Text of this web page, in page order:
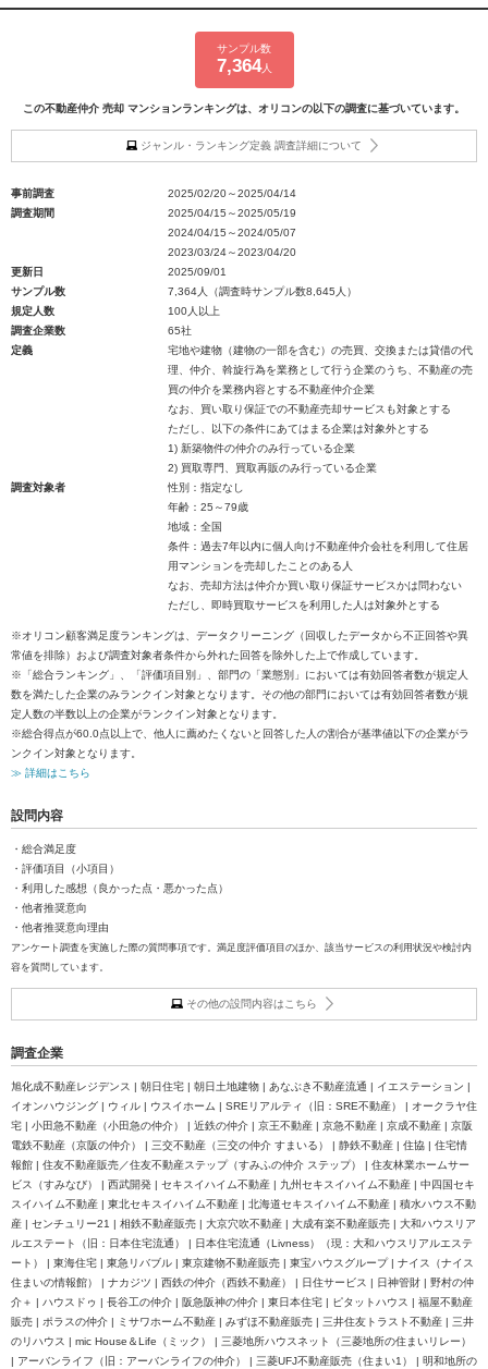
サンプル数
7,364人
この不動産仲介 売却 マンションランキングは、オリコンの以下の調査に基づいています。
ジャンル・ランキング定義 調査詳細について
事前調査
2025/02/20～2025/04/14
調査期間
2025/04/15～2025/05/19
2024/04/15～2024/05/07
2023/03/24～2023/04/20
更新日
2025/09/01
サンプル数
7,364人（調査時サンプル数8,645人）
規定人数
100人以上
調査企業数
65社
定義
宅地や建物（建物の一部を含む）の売買、交換または貸借の代
理、仲介、斡旋行為を業務として行う企業のうち、不動産の売
買の仲介を業務内容とする不動産仲介企業
なお、買い取り保証での不動産売却サービスも対象とする
ただし、以下の条件にあてはまる企業は対象外とする
1) 新築物件の仲介のみ行っている企業
2) 買取専門、買取再販のみ行っている企業
調査対象者
性別：指定なし
年齢：25～79歳
地域：全国
条件：過去7年以内に個人向け不動産仲介会社を利用して住居
用マンションを売却したことのある人
なお、売却方法は仲介か買い取り保証サービスかは問わない
ただし、即時買取サービスを利用した人は対象外とする
※オリコン顧客満足度ランキングは、データクリーニング（回収したデータから不正回答や異
常値を排除）および調査対象者条件から外れた回答を除外した上で作成しています。
※「総合ランキング」、「評価項目別」、部門の「業態別」においては有効回答者数が規定人
数を満たした企業のみランクイン対象となります。その他の部門においては有効回答者数が規
定人数の半数以上の企業がランクイン対象となります。
※総合得点が60.0点以上で、他人に薦めたくないと回答した人の割合が基準値以下の企業がラ
ンクイン対象となります。
≫ 詳細はこちら
設問内容
・総合満足度
・評価項目（小項目）
・利用した感想（良かった点・悪かった点）
・他者推奨意向
・他者推奨意向理由
アンケート調査を実施した際の質問事項です。満足度評価項目のほか、該当サービスの利用状況や検討内
容を質問しています。
その他の設問内容はこちら
調査企業
旭化成不動産レジデンス | 朝日住宅 | 朝日土地建物 | あなぶき不動産流通 | イエステーション |
イオンハウジング | ウィル | ウスイホーム | SREリアルティ（旧：SRE不動産） | オークラヤ住
宅 | 小田急不動産（小田急の仲介） | 近鉄の仲介 | 京王不動産 | 京急不動産 | 京成不動産 | 京阪
電鉄不動産（京阪の仲介） | 三交不動産（三交の仲介 すまいる） | 静鉄不動産 | 住協 | 住宅情
報館 | 住友不動産販売／住友不動産ステップ（すみふの仲介 ステップ） | 住友林業ホームサー
ビス（すみなび） | 西武開発 | セキスイハイム不動産 | 九州セキスイハイム不動産 | 中四国セキ
スイハイム不動産 | 東北セキスイハイム不動産 | 北海道セキスイハイム不動産 | 積水ハウス不動
産 | センチュリー21 | 相鉄不動産販売 | 大京穴吹不動産 | 大成有楽不動産販売 | 大和ハウスリア
ルエステート（旧：日本住宅流通） | 日本住宅流通（Livness）（現：大和ハウスリアルエステ
ート） | 東海住宅 | 東急リバブル | 東京建物不動産販売 | 東宝ハウスグループ | ナイス（ナイス
住まいの情報館） | ナカジツ | 西鉄の仲介（西鉄不動産） | 日住サービス | 日神管財 | 野村の仲
介＋ | ハウスドゥ | 長谷工の仲介 | 阪急阪神の仲介 | 東日本住宅 | ピタットハウス | 福屋不動産
販売 | ポラスの仲介 | ミサワホーム不動産 | みずほ不動産販売 | 三井住友トラスト不動産 | 三井
のリハウス | mic House＆Life（ミック） | 三菱地所ハウスネット（三菱地所の住まいリレー）
| アーバンライフ（旧：アーバンライフの仲介） | 三菱UFJ不動産販売（住まい1） | 明和地所の